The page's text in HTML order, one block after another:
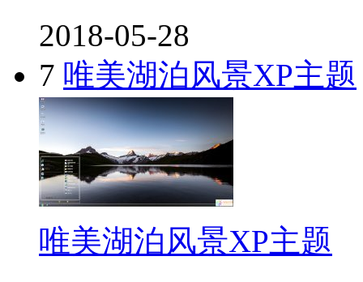
2018-05-28
7 唯美湖泊风景XP主题
唯美湖泊风景XP主题